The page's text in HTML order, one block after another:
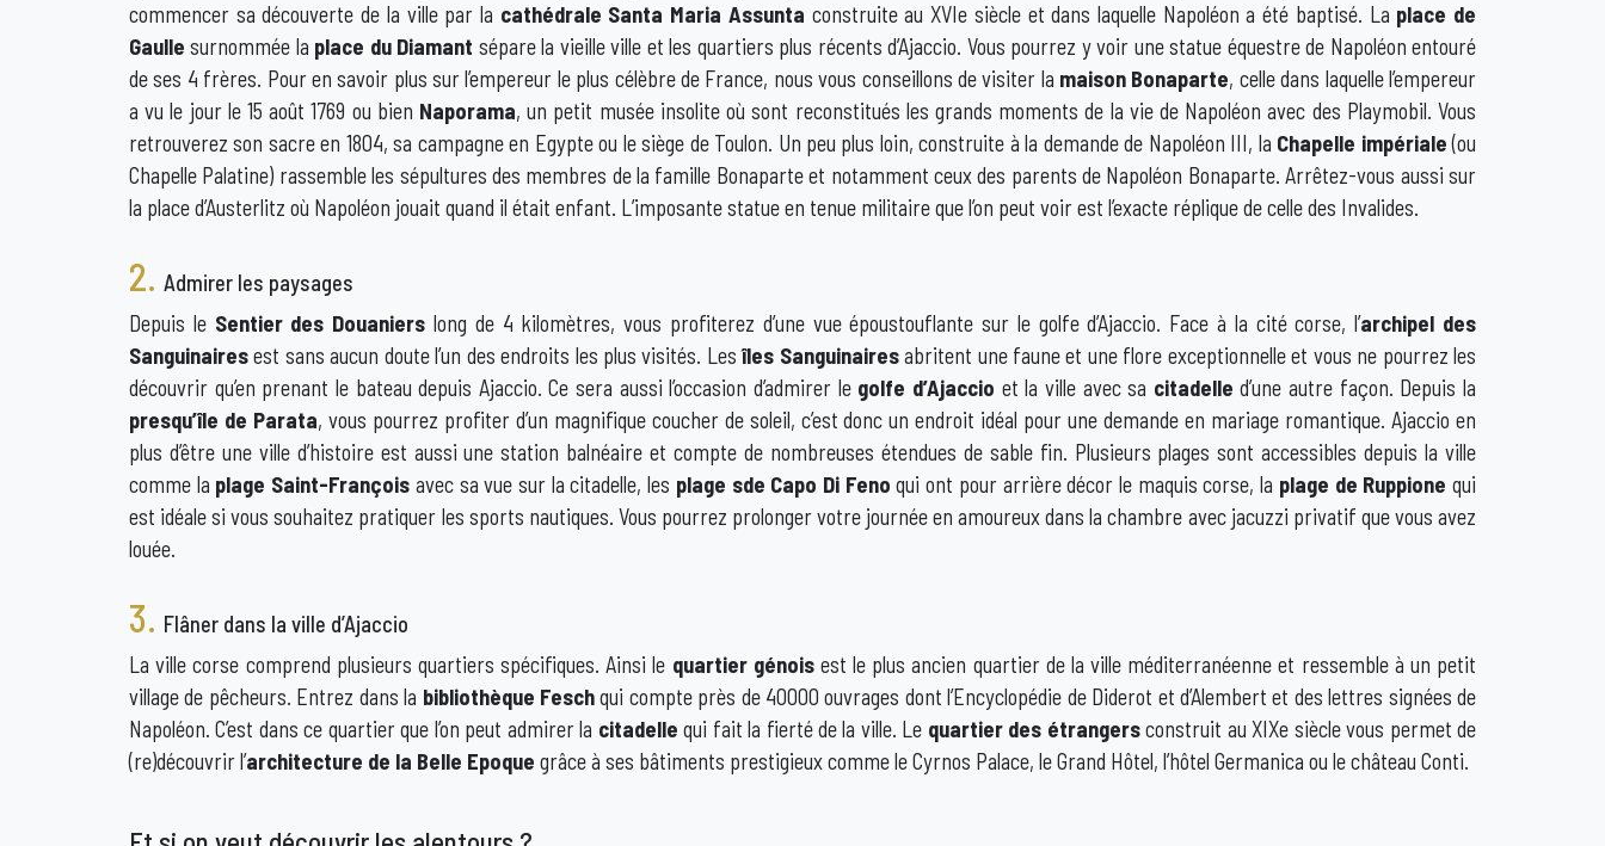
commencer sa découverte de la ville par la cathédrale Santa Maria Assunta construite au XVIe siècle et dans laquelle Napoléon a été baptisé. La place de
Gaulle surnommée la place du Diamant sépare la vieille ville et les quartiers plus récents d’Ajaccio. Vous pourrez y voir une statue équestre de Napoléon entouré
de ses 4 frères. Pour en savoir plus sur l’empereur le plus célèbre de France, nous vous conseillons de visiter la maison Bonaparte, celle dans laquelle l’empereur
a vu le jour le 15 août 1769 ou bien Naporama, un petit musée insolite où sont reconstitués les grands moments de la vie de Napoléon avec des Playmobil. Vous
retrouverez son sacre en 1804, sa campagne en Egypte ou le siège de Toulon. Un peu plus loin, construite à la demande de Napoléon III, la Chapelle impériale(ou
Chapelle Palatine) rassemble les sépultures des membres de la famille Bonaparte et notamment ceux des parents de Napoléon Bonaparte. Arrêtez-vous aussi sur
la place d’Austerlitz où Napoléon jouait quand il était enfant. L’imposante statue en tenue militaire que l’on peut voir est l’exacte réplique de celle des Invalides.
2. Admirer les paysages
Depuis le Sentier des Douaniers long de 4 kilomètres, vous profiterez d’une vue époustouflante sur le golfe d’Ajaccio. Face à la cité corse, l’archipel des
Sanguinairesest sans aucun doute l’un des endroits les plus visités. Lesîles Sanguinairesabritent une faune et une flore exceptionnelle et vous ne pourrez les
découvrir qu’en prenant le bateau depuis Ajaccio. Ce sera aussi l’occasion d’admirer le golfe d’Ajaccio et la ville avec sa citadelle d’une autre façon. Depuis la
presqu’île de Parata, vous pourrez profiter d’un magnifique coucher de soleil, c’est donc un endroit idéal pour une demande en mariage romantique. Ajaccio en
plus d’être une ville d’histoire est aussi une station balnéaire et compte de nombreuses étendues de sable fin. Plusieurs plages sont accessibles depuis la ville
comme la plage Saint-François avec sa vue sur la citadelle, les plage sde Capo Di Feno qui ont pour arrière décor le maquis corse, la plage de Ruppione qui
est idéale si vous souhaitez pratiquer les sports nautiques. Vous pourrez prolonger votre journée en amoureux dans la chambre avec jacuzzi privatif que vous avez
louée.
3. Flâner dans la ville d’Ajaccio
La ville corse comprend plusieurs quartiers spécifiques. Ainsi le quartier génoisest le plus ancien quartier de la ville méditerranéenne et ressemble à un petit
village de pêcheurs. Entrez dans la bibliothèque Feschqui compte près de 40000 ouvrages dont l’Encyclopédie de Diderot et d’Alembert et des lettres signées de
Napoléon. C’est dans ce quartier que l’on peut admirer la citadelle qui fait la fierté de la ville. Le quartier des étrangersconstruit au XIXe siècle vous permet de
(re)découvrir l’architecture de la Belle Epoque grâce à ses bâtiments prestigieux comme le Cyrnos Palace, le Grand Hôtel, l’hôtel Germanica ou le château Conti.